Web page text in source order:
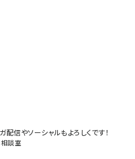
信やソーシャルもよろしくです！
談室